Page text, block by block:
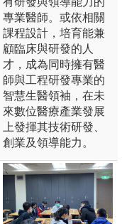
專業醫師。或依相關
課程設計，培育能兼
顧臨床與研發的人
才，成為同時擁有醫
師與工程研發專業的
智慧生醫領袖，在未
來數位醫療產業發展
上發揮其技術研發、
創業及領導能力。
未上傳圖片